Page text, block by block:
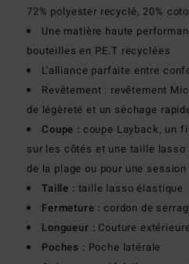
72% polyester recyclé, 20%
Une matière haute
bouteilles en P.E.T recyclées
L'alliance parfaite entre
Revêtement : revêtement
de légèreté et un séchage
Coupe : coupe Layback, un
sur les côtés et une taille
de la plage ou pour une
Taille : taille lasso élastique
Fermeture : cordon de
Longueur : Couture
Poches : Poche latérale